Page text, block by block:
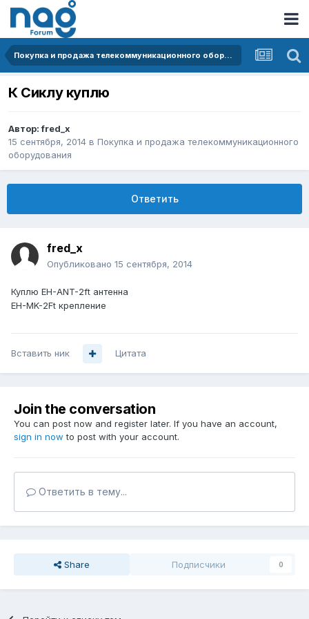
Покупка и продажа телекоммуникационного оборудования
К Сиклу куплю
Автор:fred_x
15 сентября, 2014 в Покупка и продажа телекоммуникационного
оборудования
Ответить
fred_x
Опубликовано 15 сентября, 2014
Куплю EH-ANT-2ft антенна
EH-MK-2Ft крепление
Вставить ник Цитата
Join the conversation
You can post now and register later. If you have an account,
sign in now to post with your account.
Ответить в тему...
Share Подписчики 0